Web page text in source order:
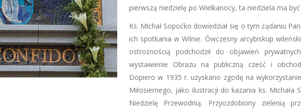
pierwszą niedzielę po Wielkanocy, ta niedziela ma
Ks. Michał Sopoćko dowiedział się o tym żądaniu
ich spotkania w Wilnie. Ówczesny arcybiskup
ostrożnością podchodził do objawień
wystawienie Obrazu na publiczną cześć i
Dopiero w 1935 r. uzyskano zgodę na
Miłosiernego, jako ilustracji do kazania ks. Michała
Niedzielę Przewodnią. Przyozdobiony zielenią